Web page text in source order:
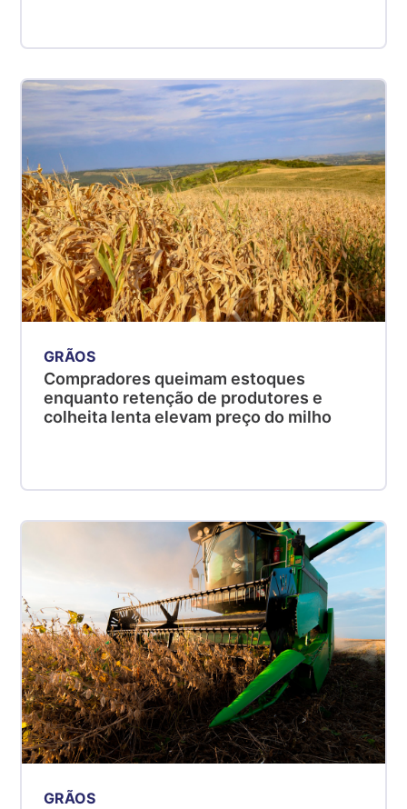
GRÃOS
Compradores queimam estoques
enquanto retenção de produtores e
colheita lenta elevam preço do milho
GRÃOS